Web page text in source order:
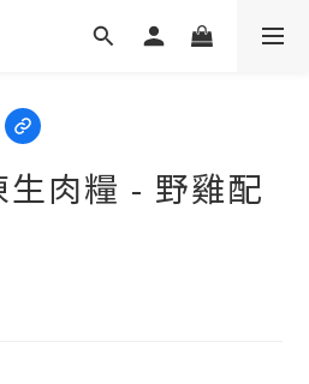
肉糧 - 野雞配